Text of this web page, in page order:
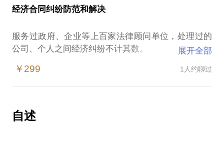
期待与你的会面。
域的个人经验、意见或观点，仅供学员参考使用，亦
不具有任何法律效力。如您需要聘请律师，在行建议
您通过正式途径签订相关的律师代理合同、顾问合同
或其他形式的聘用合同。本话题内容及行家观点不代
我能为你做什么：
谈：
1、如何从公司股权和管理架构设置为企业和家庭设置
防火墙？
4、我是老板，从公司调钱能有啥事？是的，调钱的方
经济合同纠纷防范和解决
服务过政府、企业等上百家法律顾问单位，处理过的
公司、个人之间经济纠纷不计其数。
风险防范和纠纷解决的金钥匙。
展开全部
￥299 1人约聊过
自述